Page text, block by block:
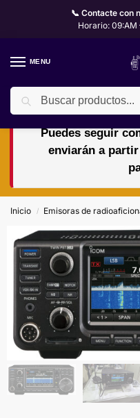
📞 Contacte con
Horario: 09:AM
MENU
Puedes seguir
enviarán a
Inicio / Emisoras de